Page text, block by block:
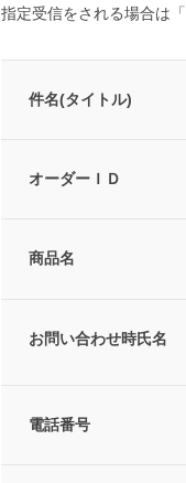
指定受信をされる場合は
件名(タイトル)
オーダーＩＤ
商品名
お問い合わせ時氏名
電話番号